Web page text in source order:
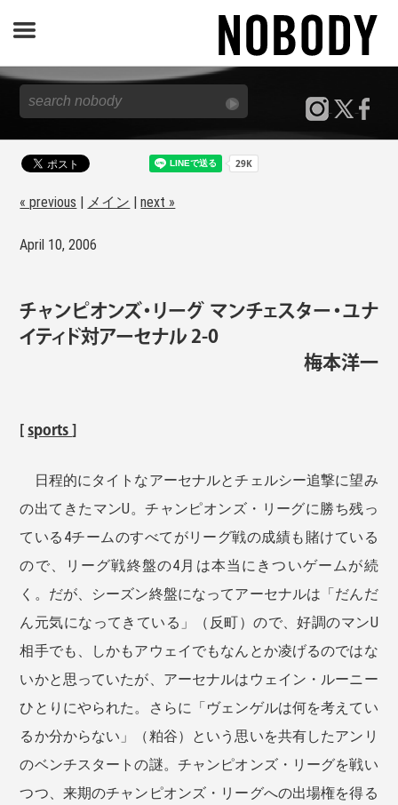
JOURNAL
SPECIAL
REPORT
NOBODY STORE
« previous メイン |next »
April 10, 2006
チャンピオンズ・リーグ マンチェスター・ユナ
イティド対アーセナル 2-0
梅本洋一
[sports]
日程的にタイトなアーセナルとチェルシー追撃に望み
の出てきたマンU。チャンピオンズ・リーグに勝ち残っ
ている4チームのすべてがリーグ戦の成績も賭けている
ので、リーグ戦終盤の4月は本当にきついゲームが続
く。だが、シーズン終盤になってアーセナルは「だんだ
ん元気になってきている」（反町）ので、好調のマンU
相手でも、しかもアウェイでもなんとか凌げるのではな
いかと思っていたが、アーセナルはウェイン・ルーニー
ひとりにやられた。さらに「ヴェンゲルは何を考えてい
るか分からない」（粕谷）という思いを共有したアンリ
のベンチスタートの謎。チャンピオンズ・リーグを戦い
つつ、来期のチャンピオンズ・リーグへの出場権を得る